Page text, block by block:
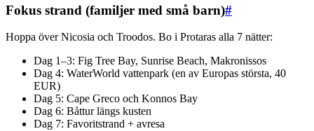
Fokus strand (familjer med små barn)#
Hoppa över Nicosia och Troodos. Bo i Protaras alla 7 nätter:
Dag 1–3: Fig Tree Bay, Sunrise Beach, Makronissos
Dag 4: WaterWorld vattenpark (en av Europas största, 40
EUR)
Dag 5: Cape Greco och Konnos Bay
Dag 6: Båttur längs kusten
Dag 7: Favoritstrand + avresa